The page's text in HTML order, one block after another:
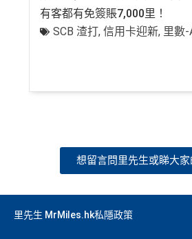
有客都有免簽賬7,000里！
SCB 渣打,信用卡迎新, 里數
想留言問里先生或睇大
里先生 MrMiles.hk私隱政策